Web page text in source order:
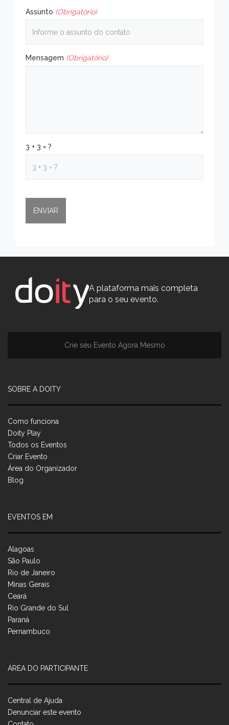
Assunto (Obrigatório)
Mensagem (Obrigatório)
3 + 3 = ?
A plataforma mais completa
para o seu evento.
Crie seu Evento Agora Mesmo
SOBRE A DOITY
Como funciona
Doity Play
Todos os Eventos
Criar Evento
Área do Organizador
Blog
EVENTOS EM
Alagoas
São Paulo
Rio de Janeiro
Minas Gerais
Ceará
Rio Grande do Sul
Paraná
Pernambuco
ÁREA DO PARTICIPANTE
Central de Ajuda
Denunciar este evento